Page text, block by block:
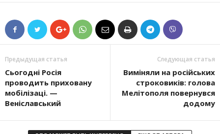
Предыдущая статья
Сьогодні Росія
проводить приховану
мобілізаці. —
Веніславський
Следующая статья
Виміняли на російських
строковиків: голова
Мелітополя повернувся
додому